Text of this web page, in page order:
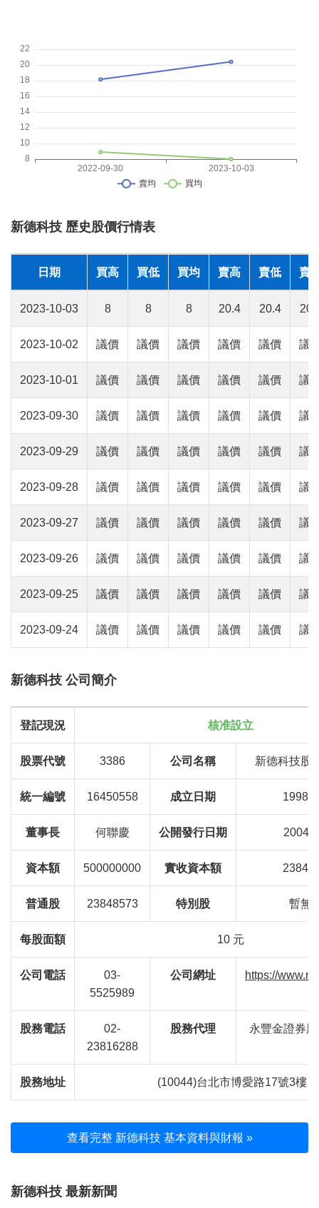
新德科技 歷史股價行情表
日期 買高 買低 買均 賣高 賣低 賣
2023-10-03 8 8 8 20.4 20.4
2023-10-02 議價 議價 議價 議價 議價 議
2023-10-01 議價 議價 議價 議價 議價 議
2023-09-30 議價 議價 議價 議價 議價 議
2023-09-29 議價 議價 議價 議價 議價 議
2023-09-28 議價 議價 議價 議價 議價 議
2023-09-27 議價 議價 議價 議價 議價 議
2023-09-26 議價 議價 議價 議價 議價 議
2023-09-25 議價 議價 議價 議價 議價 議
2023-09-24 議價 議價 議價 議價 議價 議
新德科技 公司簡介
登記現況 核准設立
股票代號 3386 公司名稱 新德科技股
統一編號 16450558 成立日期 1998-
董事長 何聯慶 公開發行日期 2004/
資本額 500000000 實收資本額
普通股 23848573 特別股 暫無
每股面額 10 元
公司電話
03-
5525989
公司網址 https://
股務電話
02-
23816288
股務代理 永豐金證券
股務地址 (10044)台北市博愛路17號3樓
查看完整 新德科技 基本資料與財報 »
新德科技 最新新聞